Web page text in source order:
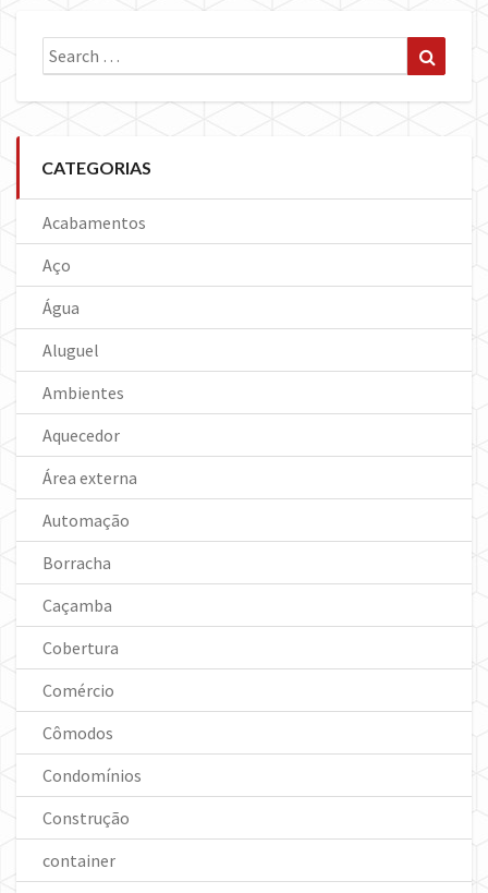
Search
for:
CATEGORIAS
Acabamentos
Aço
Água
Aluguel
Ambientes
Aquecedor
Área externa
Automação
Borracha
Caçamba
Cobertura
Comércio
Cômodos
Condomínios
Construção
container